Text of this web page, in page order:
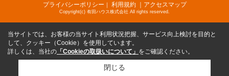
プライバシーポリシー ｜ 利用規約 ｜アクセスマップ
Copyright(c) 有田ハウス株式会社 All rights reserved.
当サイトでは、お客様の当サイト利用状況把握、サービス向上検討を目的と
して、クッキー（Cookie）を使用しています。
詳しくは、当社の 「Cookieの取扱いについて」 をご確認ください。
閉じる